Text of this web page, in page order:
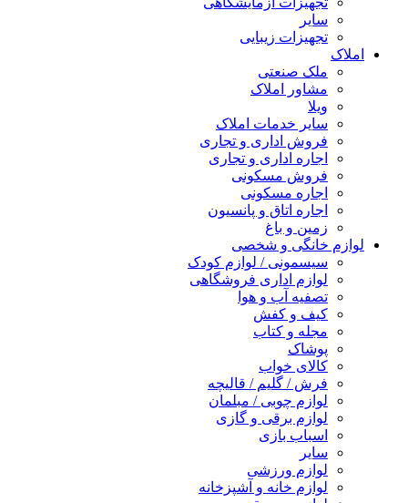
سایر
تجهیزات زیبایی
املاک
ملک صنعتی
مشاور املاک
ویلا
سایر خدمات املاک
فروش اداری و تجاری
اجاره اداری و تجاری
فروش مسکونی
اجاره مسکونی
اجاره اتاق و پانسیون
زمین و باغ
لوازم خانگی و شخصی
سیسمونی / لوازم کودک
لوازم اداری فروشگاهی
تصفیه آب و هوا
کیف و کفش
مجله و کتاب
پوشاک
کالای خواب
فرش / گلیم / قالیچه
لوازم چوبی / مبلمان
لوازم برقی و گازی
اسباب بازی
سایر
لوازم ورزشی
لوازم خانه و آشپزخانه